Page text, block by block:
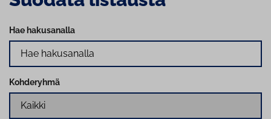
Hae hakusanalla
Kohderyhmä